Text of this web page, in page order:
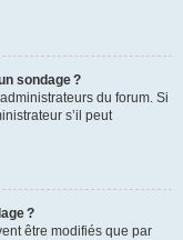
sondage ?
du forum. Si
s’il peut
?
être modifiés que par